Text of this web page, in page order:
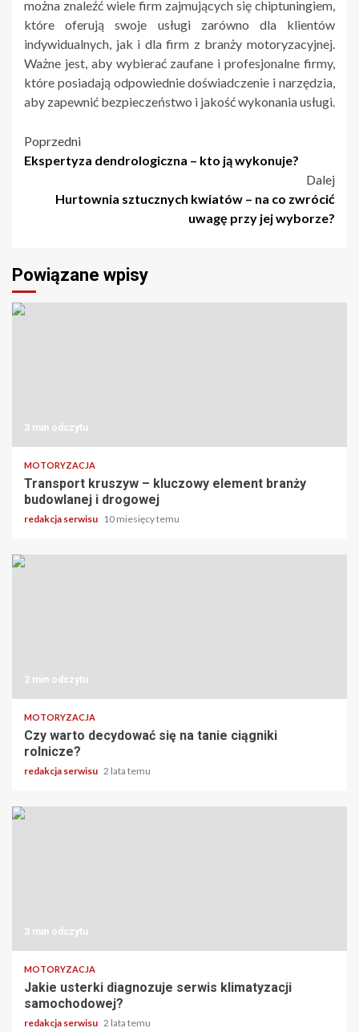
można znaleźć wiele firm zajmujących się chiptuningiem,
które oferują swoje usługi zarówno dla klientów
indywidualnych, jak i dla firm z branży motoryzacyjnej.
Ważne jest, aby wybierać zaufane i profesjonalne firmy,
które posiadają odpowiednie doświadczenie i narzędzia,
aby zapewnić bezpieczeństwo i jakość wykonania usługi.
Nawigacja
Poprzedni
Ekspertyza dendrologiczna – kto ją wykonuje?
Dalej
Hurtownia sztucznych kwiatów – na co zwrócić
uwagę przy jej wyborze?
Powiązane wpisy
3 min odczytu
MOTORYZACJA
Transport kruszyw – kluczowy element branży
budowlanej i drogowej
redakcja serwisu 10 miesięcy temu
2 min odczytu
MOTORYZACJA
Czy warto decydować się na tanie ciągniki
rolnicze?
redakcja serwisu 2 lata temu
3 min odczytu
MOTORYZACJA
Jakie usterki diagnozuje serwis klimatyzacji
samochodowej?
redakcja serwisu 2 lata temu